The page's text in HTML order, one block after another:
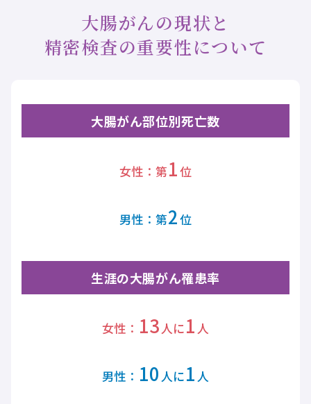
大腸がんの現状と
精密検査の重要性について
大腸がん部位別死亡数
女性：第1位
男性：第2位
生涯の大腸がん罹患率
女性： 13 人に1 人
男性： 10 人に1 人